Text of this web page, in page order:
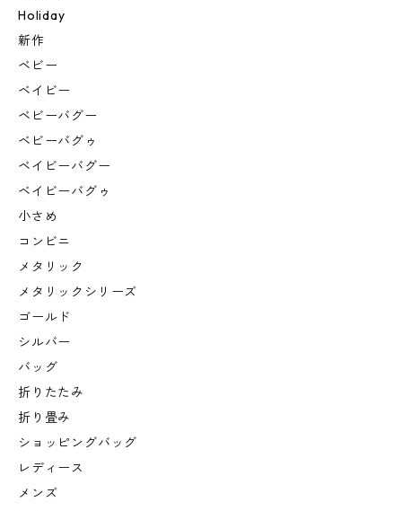
Holiday
新作
ベビー
ベイビー
ベビーバグー
ベビーバグゥ
ベイビーバグー
ベイビーバグゥ
小さめ
コンビニ
メタリック
メタリックシリーズ
ゴールド
シルバー
バッグ
折りたたみ
折り畳み
ショッピングバッグ
レディース
メンズ